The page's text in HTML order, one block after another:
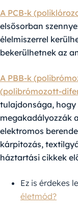
A PCB-k
elsősorban
élelmiszerrel
bekerülhetnek az
A PBB-k
(polibrómozott-
tulajdonsága, hogy
megakadályozzák
elektromos
kárpitozás,
háztartási cikkek
Ez is érdekes
életmód?